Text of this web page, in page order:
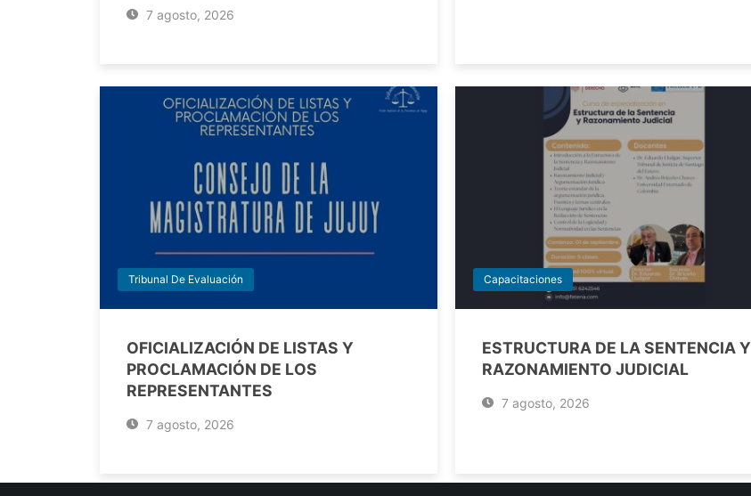
7 agosto, 2026
Tribunal De Evaluación
OFICIALIZACIÓN DE LISTAS Y
PROCLAMACIÓN DE LOS
REPRESENTANTES
7 agosto, 2026
Capacitaciones
ESTRUCTURA DE LA SENTENCIA Y
RAZONAMIENTO JUDICIAL
7 agosto, 2026